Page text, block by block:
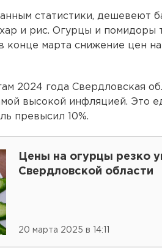
статистики, дешевеют
и рис. Огурцы и помидоры
марта снижение цен на
2024 года Свердловская
высокой инфляцией. Это
превысил 10%.
Цены на огурцы резко
Свердловской области
20 марта 2025 в 14:11